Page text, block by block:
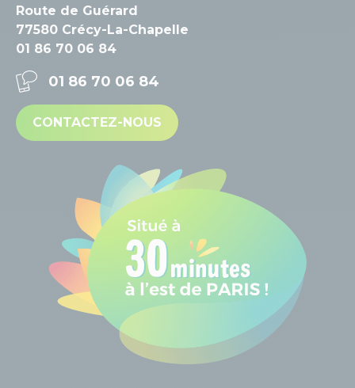
Route de Guérard
77580 Crécy-La-Chapelle
01 86 70 06 84
01 86 70 06 84
CONTACTEZ-NOUS